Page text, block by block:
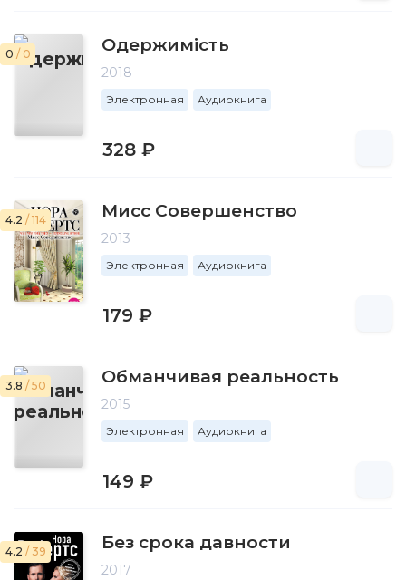
0 / 0 Одержимість
2018
Электронная Аудиокнига
328 ₽
4.2 / 114 Мисс Совершенство
2013
Электронная Аудиокнига
179 ₽
3.8 / 50 Обманчивая реальность
2015
Электронная Аудиокнига
149 ₽
4.2 / 39 Без срока давности
2017